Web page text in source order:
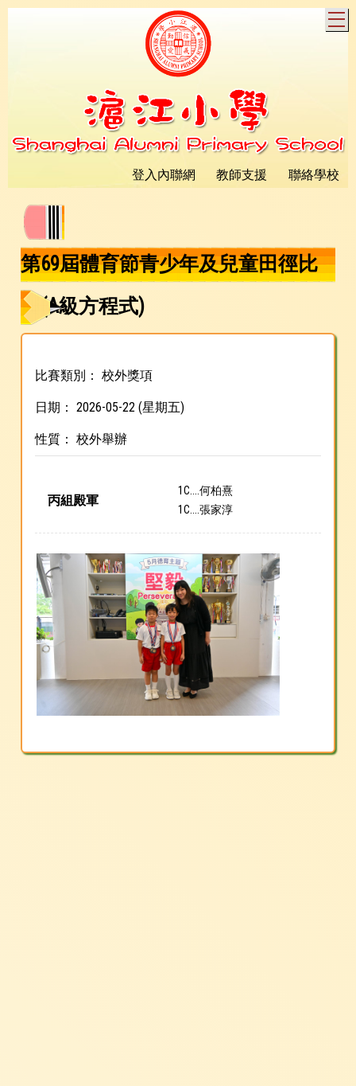
登入內聯網 教師支援 聯絡學校
第69屆體育節青少年及兒童田徑比
賽(A級方程式)
比賽類別： 校外獎項
日期： 2026-05-22 (星期五)
性質： 校外舉辦
丙組殿軍
1C....何柏熹
1C....張家淳